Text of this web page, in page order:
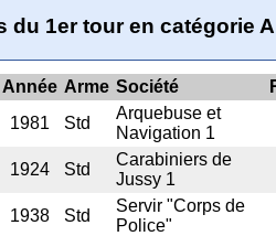
du 1er tour en catégorie A
Année Arme Société
1981 Std
Arquebuse et
Navigation 1
1924 Std
Carabiniers de
Jussy 1
1938 Std
Servir "Corps de
Police"